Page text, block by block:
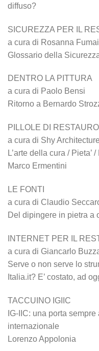
diffuso?
SICUREZZA PER IL
a cura di Rosanna Fumai
Glossario della
DENTRO LA PITTURA
a cura di Paolo Bensi
Ritorno a Bernardo
PILLOLE DI
a cura di Shy
L’arte della cura / Pieta’
Marco Ermentini
LE FONTI
a cura di Claudio
Del dipingere in pietra a
INTERNET PER IL
a cura di Giancarlo
Serve o non serve lo
Italia.it? E’ costato, ad
TACCUINO IGIIC
IG-IIC: una porta
internazionale
Lorenzo Appolonia